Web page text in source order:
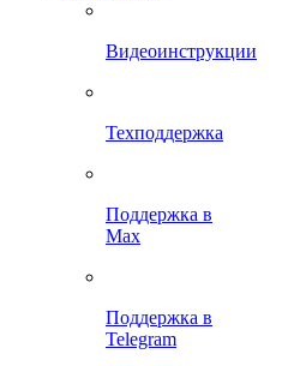
Видеоинструкции
Техподдержка
Поддержка в
Max
Поддержка в
Telegram